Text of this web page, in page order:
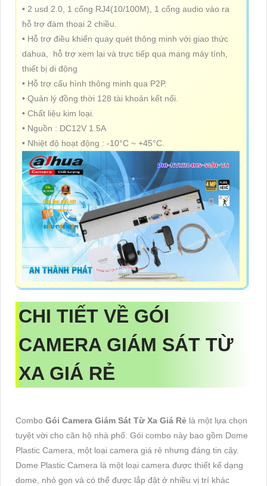
• 2 usd 2.0, 1 cổng RJ4(10/100M), 1 cổng audio vào ra
hỗ trợ đàm thoại 2 chiều.
• Hỗ trợ điều khiển quay quét thông minh với giao thức
dahua, hỗ trợ xem lại và trực tiếp qua mạng máy tính,
thiết bị di động
• Hỗ trợ cấu hình thông minh qua P2P.
• Quản lý đồng thời 128 tài khoản kết nối.
• Chất liệu kim loại.
• Nguồn : DC12V 1.5A
• Nhiệt độ hoạt động : -10°C ~ +45°C.
CHI TIẾT VỀ GÓI
CAMERA GIÁM SÁT TỪ
XA GIÁ RẺ
Combo Gói Camera Giám Sát Từ Xa Giá Rẻ là một lựa chọn
tuyệt vời cho căn hộ nhà phố. Gói combo này bao gồm Dome
Plastic Camera, một loại camera giá rẻ nhưng đáng tin cậy.
Dome Plastic Camera là một loại camera được thiết kế dạng
dome, nhỏ gọn và có thể được lắp đặt ở nhiều vị trí khác